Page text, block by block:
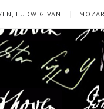
LUDWIG VAN